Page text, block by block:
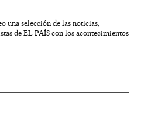
una selección de las noticias,
de EL PAÍS con los acontecimientos